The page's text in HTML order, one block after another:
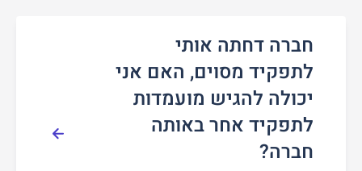
חברה דחתה אותי
לתפקיד מסוים, האם אני
יכולה להגיש מועמדות
לתפקיד אחר באותה
חברה?